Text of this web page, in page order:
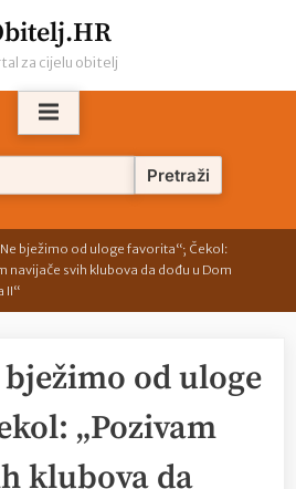
za cijelu obitelj
bježimo od uloge favorita“; Čekol:
navijače svih klubova da dođu u Dom
II“
od uloge
„Pozivam
klubova da